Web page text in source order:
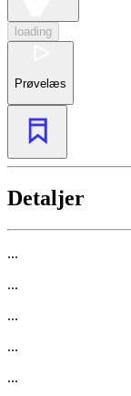
loading
Prøvelæs
Detaljer
...
...
...
...
...